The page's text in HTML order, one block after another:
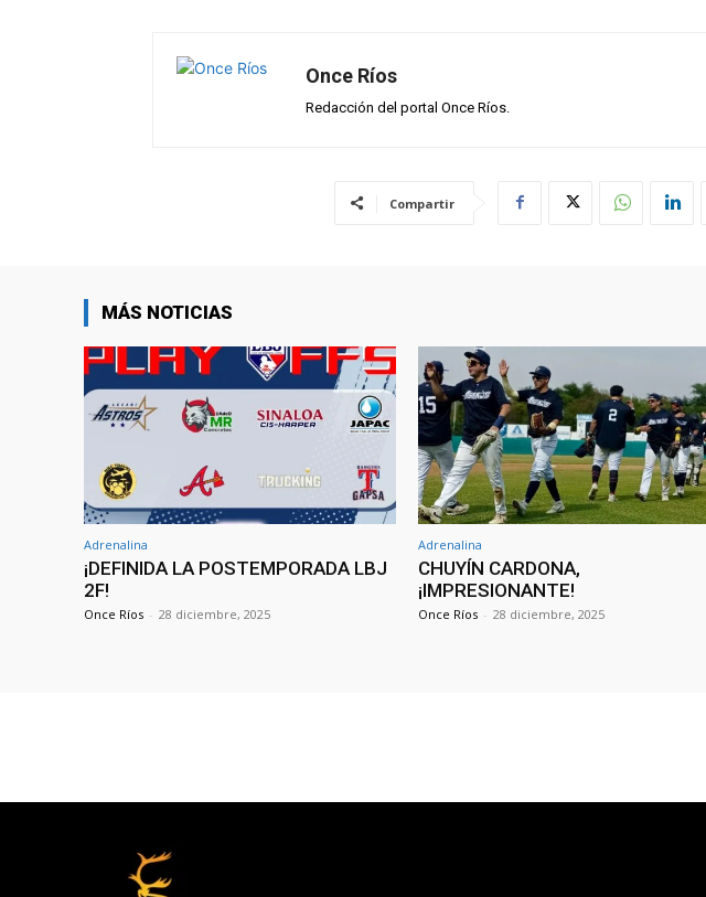
Once Ríos
Redacción del portal Once Ríos.
Compartir
MÁS NOTICIAS
Adrenalina
¡DEFINIDA LA POSTEMPORADA LBJ
2F!
Once Ríos - 28 diciembre, 2025
Adrenalina
CHUYÍN CARDONA,
¡IMPRESIONANTE!
Once Ríos - 28 diciembre, 2025